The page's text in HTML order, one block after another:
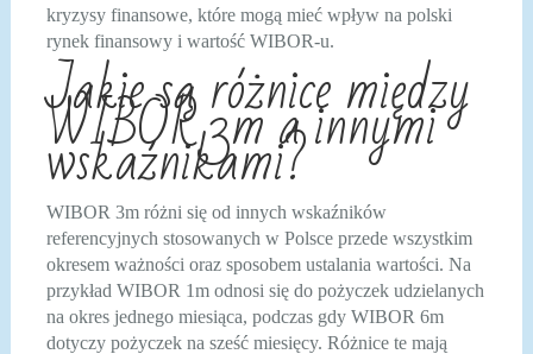
kryzysy finansowe, które mogą mieć wpływ na polski
rynek finansowy i wartość WIBOR-u.
Jakie są różnice między
WIBOR 3m a innymi
wskaźnikami?
WIBOR 3m różni się od innych wskaźników
referencyjnych stosowanych w Polsce przede wszystkim
okresem ważności oraz sposobem ustalania wartości. Na
przykład WIBOR 1m odnosi się do pożyczek udzielanych
na okres jednego miesiąca, podczas gdy WIBOR 6m
dotyczy pożyczek na sześć miesięcy. Różnice te mają